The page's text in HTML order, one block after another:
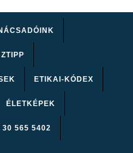
ETIKAI-KÓDEX
ÉLETKÉPEK
30 565 5402